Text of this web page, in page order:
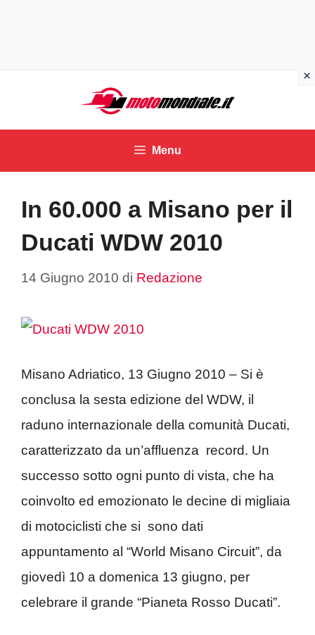
contenuto
Menu
In 60.000 a Misano per il
Ducati WDW 2010
14 Giugno 2010 di Redazione
Misano Adriatico, 13 Giugno 2010 – Si è
conclusa la sesta edizione del WDW, il
raduno internazionale della comunità Ducati,
caratterizzato da un’affluenza record. Un
successo sotto ogni punto di vista, che ha
coinvolto ed emozionato le decine di migliaia
di motociclisti che si sono dati
appuntamento al “World Misano Circuit”, da
giovedì 10 a domenica 13 giugno, per
celebrare il grande “Pianeta Rosso Ducati”.